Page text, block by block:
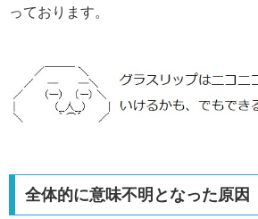
っております。
全体的に意味不明となった原因